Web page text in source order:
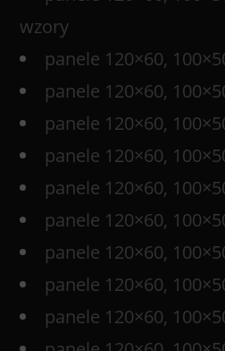
wzory
panele 120×60,
panele 120×60,
panele 120×60,
panele 120×60,
panele 120×60,
panele 120×60,
panele 120×60,
panele 120×60,
panele 120×60,